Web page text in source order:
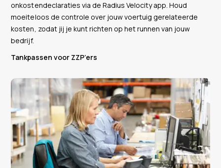
onkostendeclaraties via de Radius Velocity app. Houd
moeiteloos de controle over jouw voertuig gerelateerde
kosten, zodat jij je kunt richten op het runnen van jouw
bedrijf.
Tankpassen voor ZZP’ers